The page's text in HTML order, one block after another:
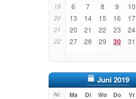
19 6 7 8 9 10
20 13 14 15 16 17
21 20 21 22 23 24
22 27 28 29 30 31
Juni 2019
Nr. Ma Di Wo Do Vr